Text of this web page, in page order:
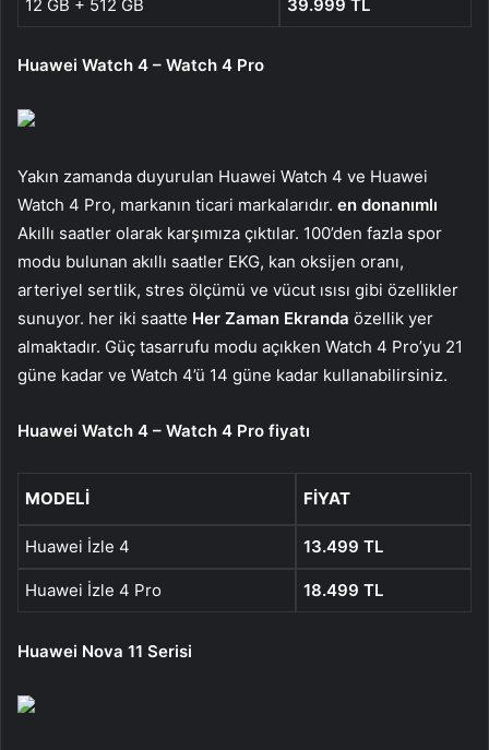
12 GB + 512 GB 39.999 TL
Huawei Watch 4 – Watch 4 Pro
Yakın zamanda duyurulan Huawei Watch 4 ve Huawei
Watch 4 Pro, markanın ticari markalarıdır. en donanımlı
Akıllı saatler olarak karşımıza çıktılar. 100’den fazla spor
modu bulunan akıllı saatler EKG, kan oksijen oranı,
arteriyel sertlik, stres ölçümü ve vücut ısısı gibi özellikler
sunuyor. her iki saatte Her Zaman Ekranda özellik yer
almaktadır. Güç tasarrufu modu açıkken Watch 4 Pro’yu 21
güne kadar ve Watch 4’ü 14 güne kadar kullanabilirsiniz.
Huawei Watch 4 – Watch 4 Pro fiyatı
MODELI FIYAT
Huawei İzle 4 13.499 TL
Huawei İzle 4 Pro 18.499 TL
Huawei Nova 11 Serisi